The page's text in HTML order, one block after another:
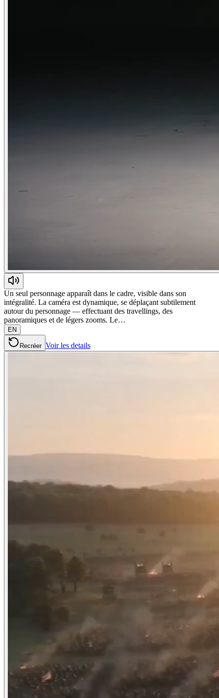
Un seul personnage apparaît dans le cadre, visible dans son
intégralité. La caméra est dynamique, se déplaçant subtilement
autour du personnage — effectuant des travellings, des
panoramiques et de légers zooms. Le…
EN
Recréer Voir les details